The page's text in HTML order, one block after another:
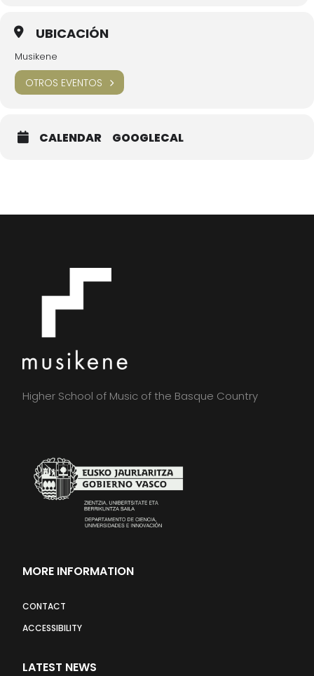
UBICACIÓN
Musikene
OTROS EVENTOS
CALENDAR GOOGLECAL
Higher School of Music of the Basque Country
MORE INFORMATION
CONTACT
ACCESSIBILITY
LATEST NEWS